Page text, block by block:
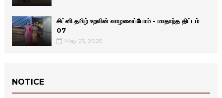
சிட்னி தமிழ் உறவின் வாழவைப்போம் - மாதாந்த திட்டம்
07
May 25, 2025
NOTICE